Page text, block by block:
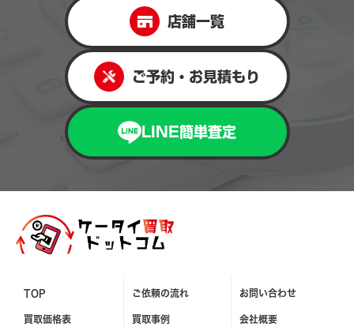
店舗一覧
ご予約・お見積もり
LINE簡単査定
TOP
買取価格表
ご依頼の流れ
買取事例
お問い合わせ
会社概要